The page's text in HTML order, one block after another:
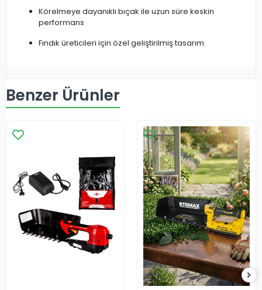
Körelmeye dayanıklı bıçak ile uzun süre keskin
performans
Fındık üreticileri için özel geliştirilmiş tasarım
Benzer Ürünler